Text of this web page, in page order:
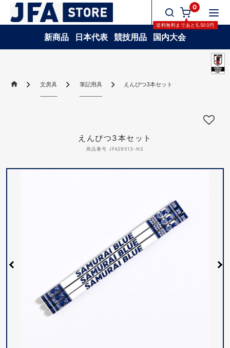
0
送料無料まであと 5,500円
新商品 日本代表 競技用品 国内大会
文房具 筆記用具 えんぴつ3本セット
えんぴつ3本セット
商品番号 JFA29513-NS